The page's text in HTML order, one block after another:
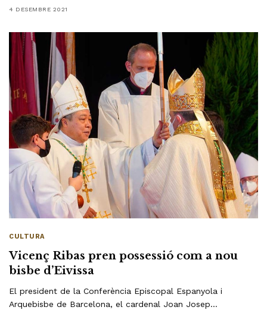
4 DESEMBRE 2021
CULTURA
Vicenç Ribas pren possessió com a nou
bisbe d’Eivissa
El president de la Conferència Episcopal Espanyola i
Arquebisbe de Barcelona, el cardenal Joan Josep…